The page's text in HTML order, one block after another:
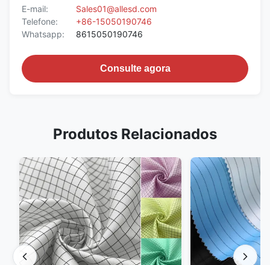
E-mail:
Sales01@allesd.com
Telefone:
+86-15050190746
Whatsapp:
8615050190746
Consulte agora
Produtos Relacionados